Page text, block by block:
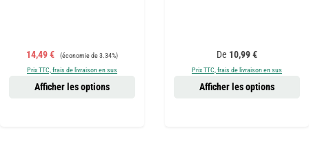
Prix de vente :
14,49 € Prix régulier :
(économie de 3.34%)
Prix TTC, frais de livraison en sus
Afficher les options
Prix régulier :
De 10,99 €
Prix TTC, frais de livraison en sus
Afficher les options